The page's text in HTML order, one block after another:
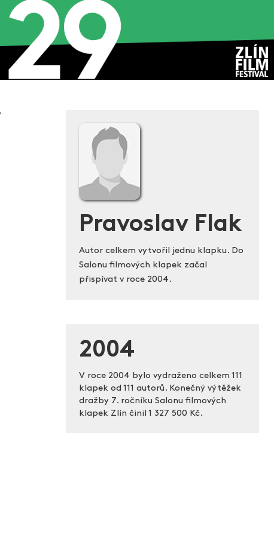
Pravoslav Flak
Autor celkem vytvořil jednu klapku. Do
Salonu filmových klapek začal
přispívat v roce 2004.
2004
V roce 2004 bylo vydraženo celkem 111
klapek od 111 autorů. Konečný výtěžek
dražby 7. ročníku Salonu filmových
klapek Zlín činil 1 327 500 Kč.